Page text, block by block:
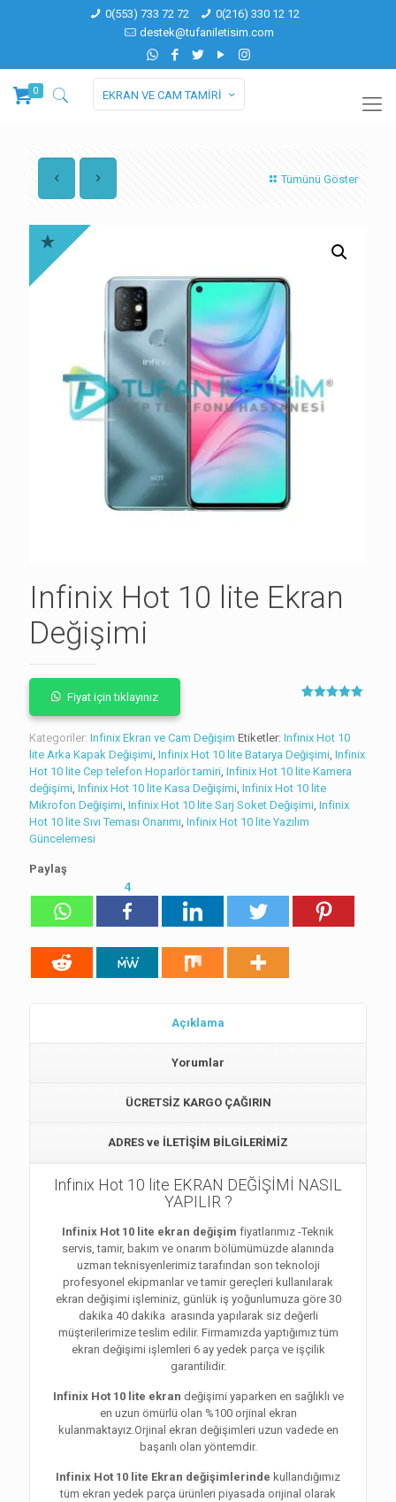
0(553) 733 72 72
0(216) 330 12 12
destek@tufaniletisim.com
0 EKRAN VE CAM TAMİRİ
Tümünü Göster
Infinix Hot 10 lite Ekran
Değişimi
üzerinden
5.00puan
aldı
Fiyat için tıklayınız
Kategoriler: Infinix Ekran ve Cam Değişim Etiketler: Infinix Hot 10
lite Arka Kapak Değişimi, Infinix Hot 10 lite Batarya Değişimi, Infinix
Hot 10 lite Cep telefon Hoparlör tamiri, Infinix Hot 10 lite Kamera
değişimi, Infinix Hot 10 lite Kasa Değişimi, Infinix Hot 10 lite
Mikrofon Değişimi, Infinix Hot 10 lite Sarj Soket Değişimi, Infinix
Hot 10 lite Sıvı Teması Onarımı, Infinix Hot 10 lite Yazılım
Güncelemesi
Paylaş
4
Açıklama
Yorumlar
ÜCRETSİZ KARGO ÇAĞIRIN
ADRES ve İLETİŞİM BİLGİLERİMİZ
Infinix Hot 10 lite EKRAN DEĞİŞİMİ NASIL
YAPILIR ?
Infinix Hot 10 lite ekran değişim fiyatlarımız -Teknik
servis, tamir, bakım ve onarım bölümümüzde alanında
uzman teknisyenlerimiz tarafından son teknoloji
profesyonel ekipmanlar ve tamir gereçleri kullanılarak
ekran değişimi işleminiz, günlük iş yoğunlumuza göre 30
dakika 40 dakika arasında yapılarak siz değerli
müşterilerimize teslim edilir. Firmamızda yaptığımız tüm
ekran değişimi işlemleri 6 ay yedek parça ve işçilik
garantilidir.
Infinix Hot 10 lite ekran değişimi yaparken en sağlıklı ve
en uzun ömürlü olan %100 orjinal ekran
kulanmaktayız.Orjinal ekran değişimleri uzun vadede en
başarılı olan yöntemdir.
Infinix Hot 10 lite Ekran değişimlerinde kullandığımız
tüm ekran yedek parça ürünleri piyasada orijinal olarak